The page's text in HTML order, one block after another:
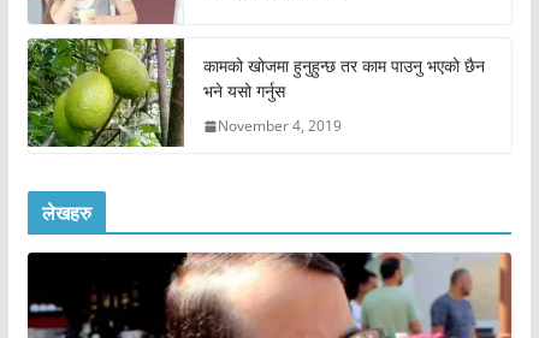
कामको खोजमा हुनुहुन्छ तर काम पाउनु भएको छैन
भने यसो गर्नुस
November 4, 2019
लेखहरु